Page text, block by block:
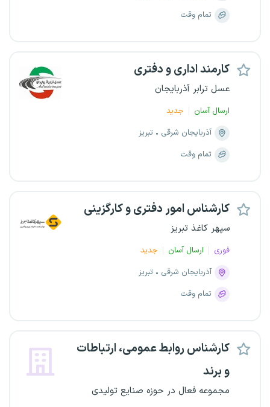
تمام وقت
کارمند اداری و دفتری
عسل ترابر آذربایجان
ارسال آسان
جدید
آذربایجان شرقی
تبریز
تمام وقت
کارشناس امور دفتری و کارگزینی
سپهر کاغذ تبریز
فوری ارسال آسان
جدید
آذربایجان شرقی
تبریز
تمام وقت
کارشناس روابط عمومی، ارتباطات
‌و برند
مجموعه فعال در حوزه صنایع تولیدی